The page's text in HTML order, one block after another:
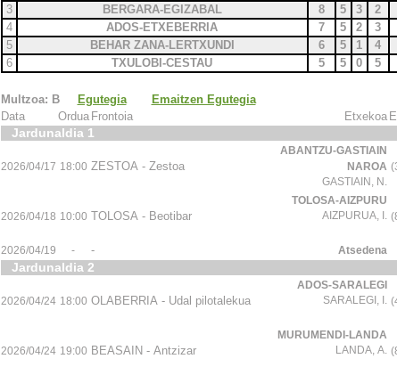
3
BERGARA-EGIZABAL 8 5 3 2
4
ADOS-ETXEBERRIA 7 5 2 3
5
BEHAR ZANA-LERTXUNDI 6 5 1 4
6
TXULOBI-CESTAU 5 5 0 5
Multzoa: B Egutegia
Emaitzen Egutegia
Data
Ordua Frontoia Etxekoa
Jardunaldia 1
2026/04/17 18:00 ZESTOA - Zestoa
ABANTZU-GASTIAIN
NAROA
GASTIAIN, N.
2026/04/18 10:00 TOLOSA - Beotibar
TOLOSA-AIZPURU
AIZPURUA, I.
2026/04/19 - - Atsedena
Jardunaldia 2
2026/04/24 18:00 OLABERRIA - Udal pilotalekua
ADOS-SARALEGI
SARALEGI, I.
2026/04/24 19:00 BEASAIN - Antzizar
MURUMENDI-LANDA
LANDA, A.